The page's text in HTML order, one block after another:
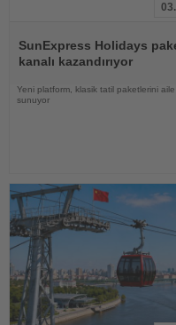
Oku
SunExpress Holidays
kanalı kazandırıyor
Yeni platform, klasik tatil paketlerini
sunuyor